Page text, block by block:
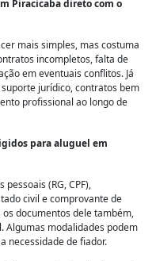
Piracicaba direto com o
mais simples, mas costuma
incompletos, falta de
em eventuais conflitos. Já
jurídico, contratos bem
profissional ao longo de
para aluguel em
(RG, CPF),
civil e comprovante de
documentos dele também,
Algumas modalidades podem
necessidade de fiador.